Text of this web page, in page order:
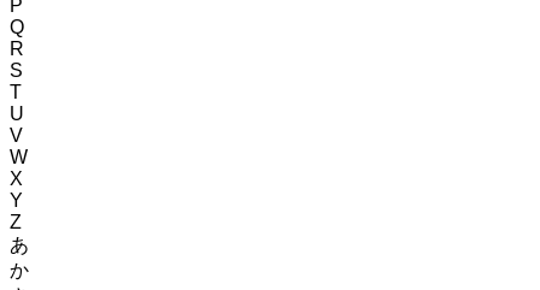
P
Q
R
S
T
U
V
W
X
Y
Z
あ
か